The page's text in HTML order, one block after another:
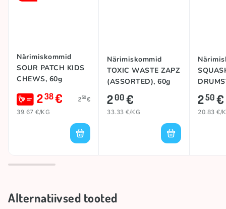
Närimiskommid
SOUR PATCH KIDS
CHEWS, 60g
238€ 250€
39.67 €/KG
Närimiskommid
TOXIC WASTE ZAPZ
(ASSORTED), 60g
200€
33.33 €/KG
250€
20.83 €/
Alternatiivsed tooted